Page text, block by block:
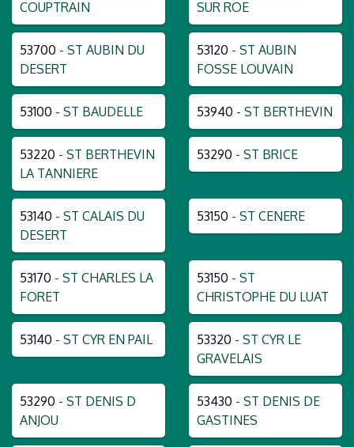
COUPTRAIN
SUR ROE
53700 - ST AUBIN DU
DESERT
53120 - ST AUBIN
FOSSE LOUVAIN
53100 - ST BAUDELLE 53940 - ST BERTHEVIN
53220 - ST BERTHEVIN
LA TANNIERE
53290 - ST BRICE
53140 - ST CALAIS DU
DESERT
53150 - ST CENERE
53170 - ST CHARLES LA
FORET
53150 - ST
CHRISTOPHE DU LUAT
53140 - ST CYR EN PAIL 53320 - ST CYR LE
GRAVELAIS
53290 - ST DENIS D
ANJOU
53430 - ST DENIS DE
GASTINES